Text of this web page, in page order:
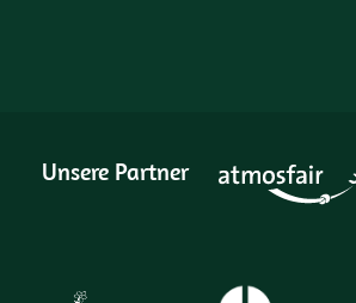
Unsere Partner